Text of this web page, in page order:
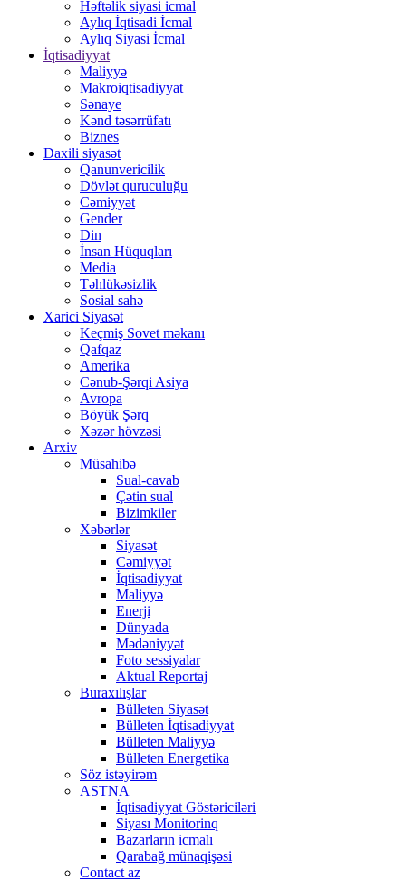
Həftəlik siyasi icmal
Aylıq İqtisadi İcmal
Aylıq Siyasi İcmal
İqtisadiyyat
Maliyyə
Makroiqtisadiyyat
Sənaye
Kənd təsərrüfatı
Biznes
Daxili siyasət
Qanunvericilik
Dövlət quruculuğu
Cəmiyyət
Gender
Din
İnsan Hüquqları
Media
Təhlükəsizlik
Sosial sahə
Xarici Siyasət
Keçmiş Sovet məkanı
Qafqaz
Amerika
Cənub-Şərqi Asiya
Avropa
Böyük Şərq
Xəzər hövzəsi
Arxiv
Müsahibə
Sual-cavab
Çətin sual
Bizimkiler
Xəbərlər
Siyasət
Cəmiyyət
İqtisadiyyat
Maliyyə
Enerji
Dünyada
Mədəniyyət
Foto sessiyalar
Aktual Reportaj
Buraxılışlar
Bülleten Siyasət
Bülleten İqtisadiyyat
Bülleten Maliyyə
Bülleten Energetika
Söz istəyirəm
ASTNA
İqtisadiyyat Göstəriciləri
Siyası Monitorinq
Bazarların icmalı
Qarabağ münaqişəsi
Contact az